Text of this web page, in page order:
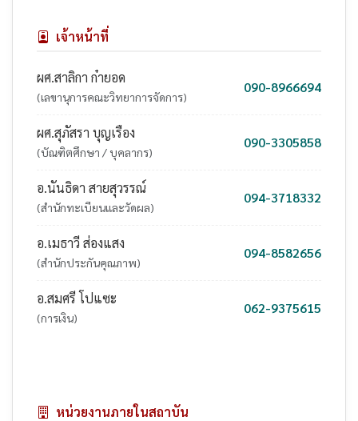
เจ้าหน้าที่
ผศ.สาลิกา ก๋ายอด
(เลขานุการคณะวิทยาการจัดการ)
090-8966694
ผศ.สุภัสรา บุญเรือง
(บัณฑิตศึกษา / บุคลากร)
090-3305858
อ.นันธิดา สายสุวรรณ์
(สำนักทะเบียนและวัดผล)
094-3718332
อ.เมธาวี ส่องแสง
(สำนักประกันคุณภาพ)
094-8582656
อ.สมศรี โปแซะ
(การเงิน)
062-9375615
หน่วยงานภายในสถาบัน